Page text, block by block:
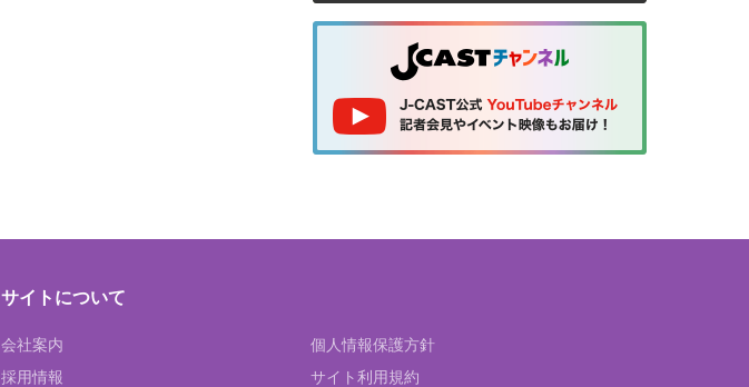
サイトについて
会社案内
採用情報
個人情報保護方針
サイト利用規約